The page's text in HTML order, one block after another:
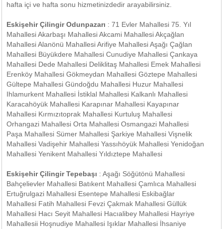
hafta içi ve hafta sonu hizmetinizdedir arayabilirsiniz.
Eskişehir Çilingir Odunpazarı : 71 Evler Mahallesi 75. Yıl
Mahallesi Akarbaşı Mahallesi Akcami Mahallesi Akçağlan
Mahallesi Alanönü Mahallesi Arifiye Mahallesi Aşağı Çağlan
Mahallesi Büyükdere Mahallesi Cunudiye Mahallesi Çankaya
Mahallesi Dede Mahallesi Deliklitaş Mahallesi Emek Mahallesi
Erenköy Mahallesi Gökmeydan Mahallesi Göztepe Mahallesi
Gültepe Mahallesi Gündoğdu Mahallesi Huzur Mahallesi
Ihlamurkent Mahallesi İstiklal Mahallesi Kalkanlı Mahallesi
Karacahöyük Mahallesi Karapınar Mahallesi Kayapınar
Mahallesi Kırmızıtoprak Mahallesi Kurtuluş Mahallesi
Orhangazi Mahallesi Orta Mahallesi Osmangazi Mahallesi
Paşa Mahallesi Sümer Mahallesi Şarkiye Mahallesi Vişnelik
Mahallesi Vadişehir Mahallesi Yassıhöyük Mahallesi Yenidoğan
Mahallesi Yenikent Mahallesi Yıldıztepe Mahallesi
Eskişehir Çilingir Tepebaşı : Aşağı Söğütönü Mahallesi
Bahçelievler Mahallesi Batıkent Mahallesi Çamlıca Mahallesi
Ertuğrulgazi Mahallesi Esentepe Mahallesi Eskibağlar
Mahallesi Fatih Mahallesi Fevzi Çakmak Mahallesi Güllük
Mahallesi Hacı Seyit Mahallesi Hacıalibey Mahallesi Hayriye
Mahallesii Hoşnudiye Mahallesi Işıklar Mahallesi İhsaniye